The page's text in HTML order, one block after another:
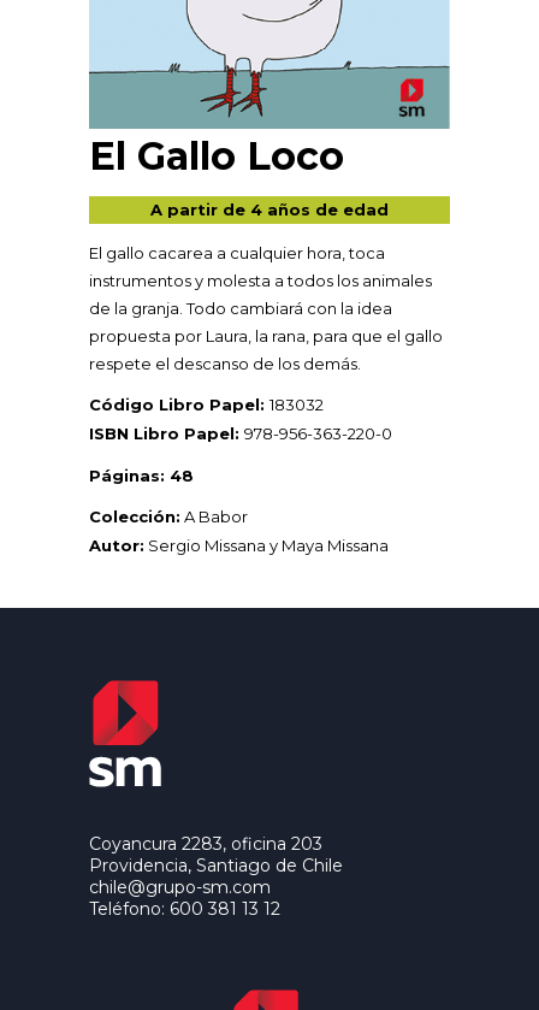
El Gallo Loco
A partir de 4 años de edad
El gallo cacarea a cualquier hora, toca
instrumentos y molesta a todos los animales
de la granja. Todo cambiará con la idea
propuesta por Laura, la rana, para que el gallo
respete el descanso de los demás.
Código Libro Papel:183032
ISBN Libro Papel: 978-956-363-220-0
Páginas: 48
Colección: A Babor
Autor: Sergio Missana y Maya Missana
Coyancura 2283, oficina 203
Providencia, Santiago de Chile
chile@grupo-sm.com
Teléfono: 600 381 13 12